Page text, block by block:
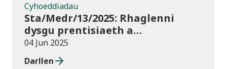
Cyhoeddiadau
Sta/Medr/13/2025: Rhaglenni
dysgu prentisiaeth a
ddechreuwyd: Tachwedd 2024 i
Ionawr 2025
04 Jun 2025
Darllen